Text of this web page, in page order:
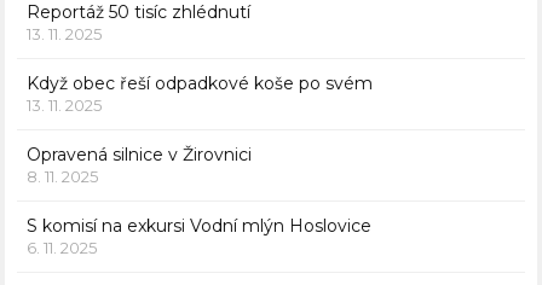
Reportáž 50 tisíc zhlédnutí
13. 11. 2025
Když obec řeší odpadkové koše po svém
13. 11. 2025
Opravená silnice v Žirovnici
8. 11. 2025
S komisí na exkursi Vodní mlýn Hoslovice
6. 11. 2025